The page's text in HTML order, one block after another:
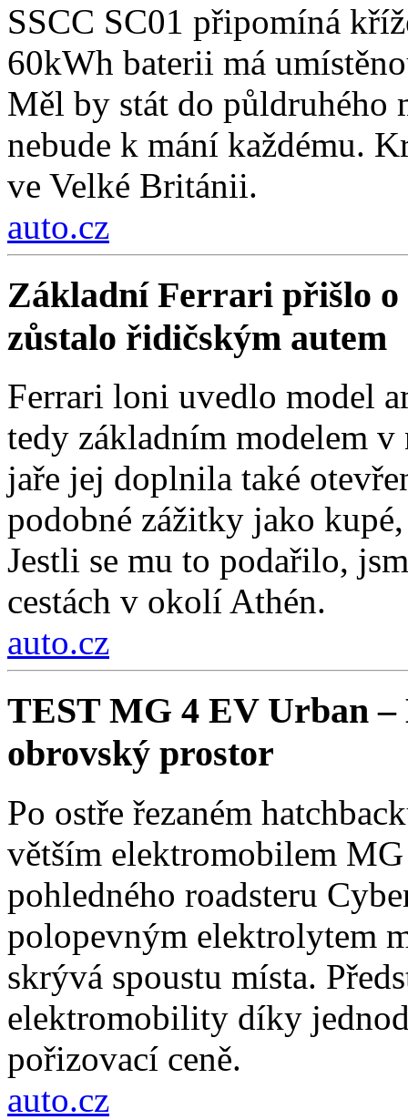
SSCC SC01 připomíná
60kWh baterii má
Měl by stát do půldruhého
nebude k mání každému.
ve Velké Británii.
auto.cz
Základní Ferrari přišlo o
zůstalo řidičským autem
Ferrari loni uvedlo model
tedy základním modelem v
jaře jej doplnila také
podobné zážitky jako
Jestli se mu to podařilo,
cestách v okolí Athén.
auto.cz
TEST MG 4 EV Urban
obrovský prostor
Po ostře řezaném
větším elektromobilem
pohledného roadsteru
polopevným elektrolytem
skrývá spoustu místa.
elektromobility díky
pořizovací ceně.
auto.cz